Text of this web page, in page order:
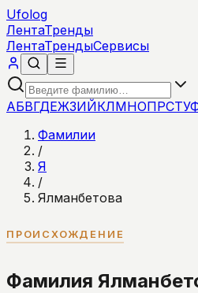
Ufolog
ЛентаТренды
ЛентаТрендыСервисы
АБВГДЕЖЗИЙКЛМНОПРСТУ
Фамилии
/
Я
/
Ялманбетова
ПРОИСХОЖДЕНИЕ
Фамилия